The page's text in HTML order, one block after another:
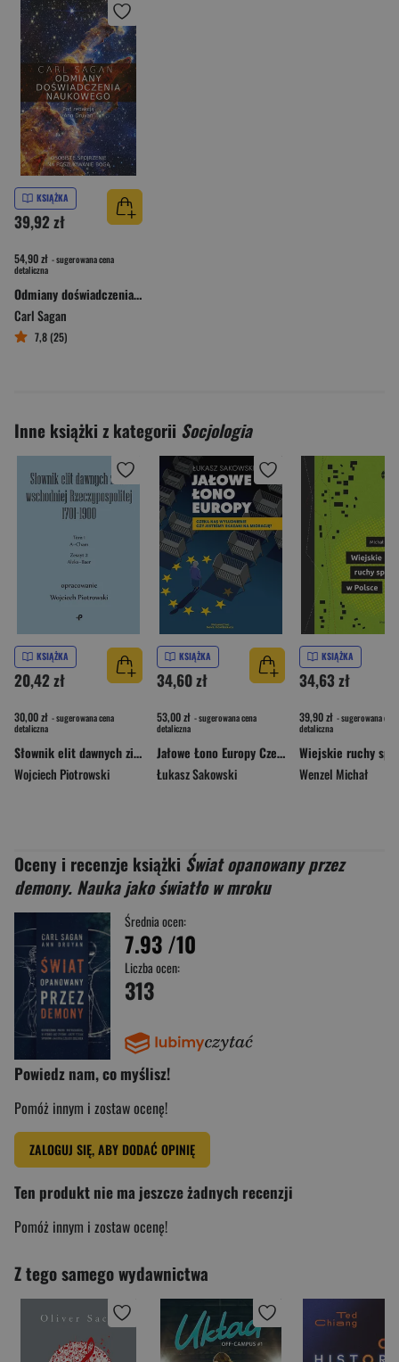
KSIĄŻKA
39,92 zł
54,90 zł - sugerowana cena
detaliczna
Odmiany doświadczenia naukowego Osobiste spojrzenie na poszukiwanie Boga
Carl Sagan
7,8 (25)
Inne książki z kategorii Socjologia
KSIĄŻKA
20,42 zł
30,00 zł - sugerowana cena
detaliczna
Słownik elit dawnych ziem wschodniej Rzeczypospolitej 1701–1900. Tom 1. Zeszyt 2
Wojciech Piotrowski
KSIĄŻKA
34,60 zł
53,00 zł - sugerowana cena
detaliczna
Jałowe Łono Europy Czeka nas wyludnienie czy jesteśmy skazani na migrację?
Łukasz Sakowski
KSIĄŻKA
34,63 zł
39,90 zł - sugerowana cena
detaliczna
Wenzel Michał
Oceny i recenzje książki Świat opanowany przez
demony. Nauka jako światło w mroku
Średnia ocen:
7.93/10
Liczba ocen:
313
Powiedz nam, co myślisz!
Pomóż innym i zostaw ocenę!
ZALOGUJ SIĘ, ABY DODAĆ OPINIĘ
Ten produkt nie ma jeszcze żadnych recenzji
Pomóż innym i zostaw ocenę!
Z tego samego wydawnictwa